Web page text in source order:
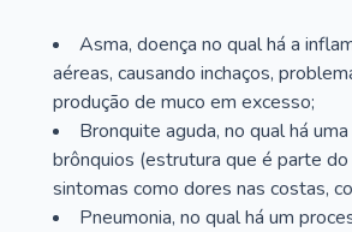
Asma, doença no qual há a
aéreas, causando inchaços,
produção de muco em excesso;
Bronquite aguda, no qual há
brônquios (estrutura que é parte do
sintomas como dores nas costas,
Pneumonia, no qual há um